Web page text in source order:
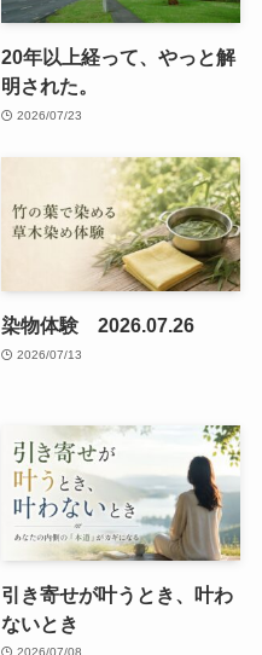
20年以上経って、やっと解
明された。
2026/07/23
染物体験 2026.07.26
2026/07/13
引き寄せが叶うとき、叶わ
ないとき
2026/07/08